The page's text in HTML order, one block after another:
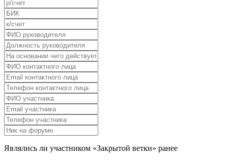
Являлись ли участником «Закрытой ветки» ранее